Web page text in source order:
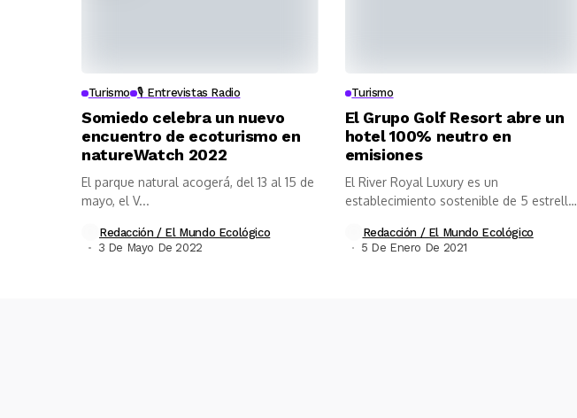
Turismo 🎙️ Entrevistas Radio
Somiedo celebra un nuevo
encuentro de ecoturismo en
natureWatch 2022
El parque natural acogerá, del 13 al 15 de
mayo, el V...
Redacción / El Mundo Ecológico
3 De Mayo De 2022
Turismo
El Grupo Golf Resort abre un
hotel 100% neutro en
emisiones
El River Royal Luxury es un
establecimiento sostenible de 5 estrellas
Redacción / El Mundo Ecológico
5 De Enero De 2021